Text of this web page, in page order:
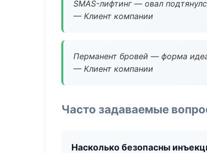
SMAS-лифтинг — овал
— Клиент компании
Перманент бровей — форма
— Клиент компании
Часто задаваемые
Насколько безопасны